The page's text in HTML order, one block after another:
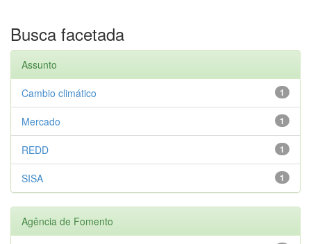
Busca facetada
Assunto
1
Cambio climático
1
Mercado
1
REDD
1
SISA
Agência de Fomento